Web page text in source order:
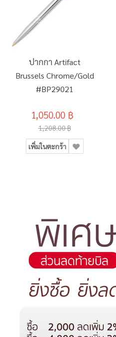
ปากกา Artifact
Brussels Chrome/Gold
#BP29021
1,050.00 ฿
1,208.00 ฿
เพิ่มในตะกร้า